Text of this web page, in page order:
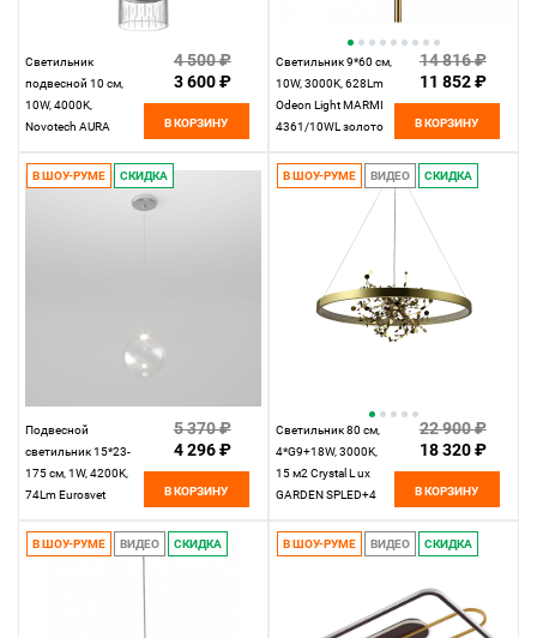
Светильник
подвесной 10 см,
10W, 4000K,
Novotech AURA
4 500 ₽
3 600 ₽
В КОРЗИНУ
Светильник 9*60 см,
10W, 3000K, 628Lm
Odeon Light MARMI
4361/10WL золото
14 816 ₽
11 852 ₽
В КОРЗИНУ
В ШОУ-РУМЕ СКИДКА
Подвесной
светильник 15*23-
175 см, 1W, 4200K,
74Lm Eurosvet
прозрачный
5 370 ₽
4 296 ₽
В КОРЗИНУ
В ШОУ-РУМЕ ВИДЕО СКИДКА
Светильник 80 см,
4*G9+18W, 3000K,
15 м2 Crystal L ux
GARDEN SPLED+4
22 900 ₽
18 320 ₽
В КОРЗИНУ
В ШОУ-РУМЕ ВИДЕО СКИДКА В ШОУ-РУМЕ ВИДЕО СКИДКА